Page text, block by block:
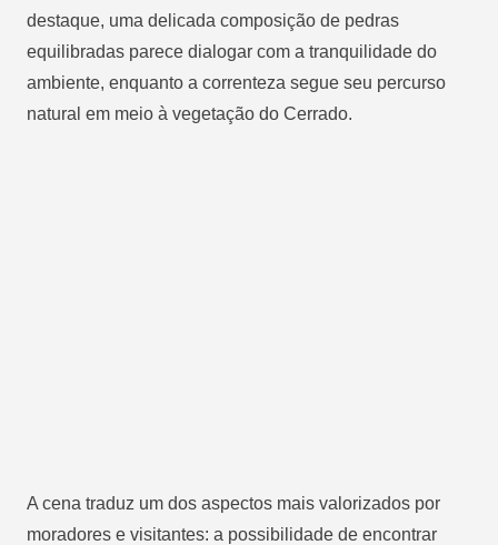
destaque, uma delicada composição de pedras
equilibradas parece dialogar com a tranquilidade do
ambiente, enquanto a correnteza segue seu percurso
natural em meio à vegetação do Cerrado.
A cena traduz um dos aspectos mais valorizados por
moradores e visitantes: a possibilidade de encontrar